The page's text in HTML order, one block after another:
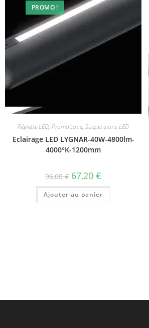
PROMO !
Réglette LED,Promotions,Suspensions LED
Eclairage LED LYGNAR-40W-4800lm-
4000°K-1200mm
96,00€ Le
prix
initial
était :
96,00 €.
67,20€
actuel
est :
67,20 €.
Ajouter au panier